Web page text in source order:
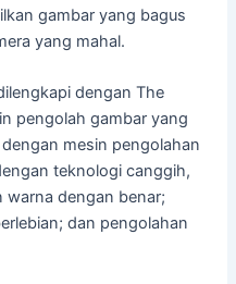
gambar yang bagus
yang mahal.
dengan The
pengolah gambar yang
mesin pengolahan
teknologi canggih,
warna dengan benar;
dan pengolahan